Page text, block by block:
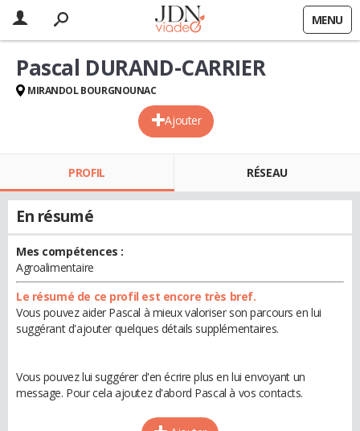
MENU
Ajouter
Pascal DURAND-CARRIER
MIRANDOL BOURGNOUNAC
PROFIL RÉSEAU
En résumé
Mes compétences :
Agroalimentaire
Le résumé de ce profil est encore très bref.
Vous pouvez aider Pascal à mieux valoriser son parcours en lui
suggérant d'ajouter quelques détails supplémentaires.
Vous pouvez lui suggérer d'en écrire plus en lui envoyant un
message. Pour cela ajoutez d'abord Pascal à vos contacts.